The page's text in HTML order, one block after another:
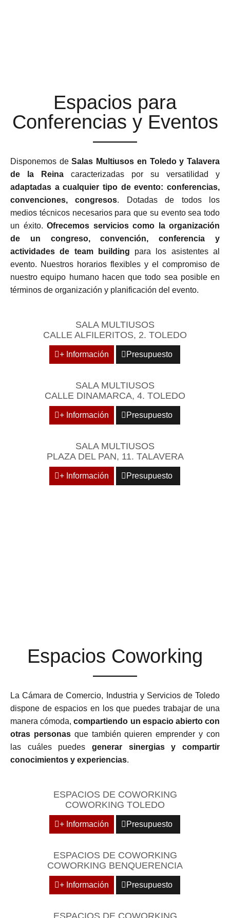
Espacios para
Conferencias y Eventos
Disponemos deSalas Multiusos en Toledo y Talavera
de la Reina caracterizadas por su versatilidad y
adaptadas a cualquier tipo de evento: conferencias,
convenciones, congresos. Dotadas de todos los
medios técnicos necesarios para que su evento sea todo
un éxito. Ofrecemos servicios como la organización
de un congreso, convención, conferencia y
actividades de team building para los asistentes al
evento. Nuestros horarios flexibles y el compromiso de
nuestro equipo humano hacen que todo sea posible en
términos de organización y planificación del evento.
SALA MULTIUSOS
CALLE ALFILERITOS, 2. TOLEDO
+ Información Presupuesto
SALA MULTIUSOS
CALLE DINAMARCA, 4. TOLEDO
+ Información Presupuesto
SALA MULTIUSOS
PLAZA DEL PAN, 11. TALAVERA
+ Información Presupuesto
Espacios Coworking
La Cámara de Comercio, Industria y Servicios de Toledo
dispone de espacios en los que puedes trabajar de una
manera cómoda,compartiendo un espacio abierto con
otras personasque también quieren emprender y con
las cuáles puedes generar sinergias y compartir
conocimientos y experiencias.
ESPACIOS DE COWORKING
COWORKING TOLEDO
+ Información Presupuesto
ESPACIOS DE COWORKING
COWORKING BENQUERENCIA
+ Información Presupuesto
ESPACIOS DE COWORKING